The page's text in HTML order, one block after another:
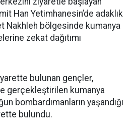
Han Yetimhanesin’de adaklık
Nakhleh bölgesinde kumanya
zekat dağıtımı
bulunan gençler,
gerçekleştirilen kumanya
bombardımanların yaşandığı
bulundu.